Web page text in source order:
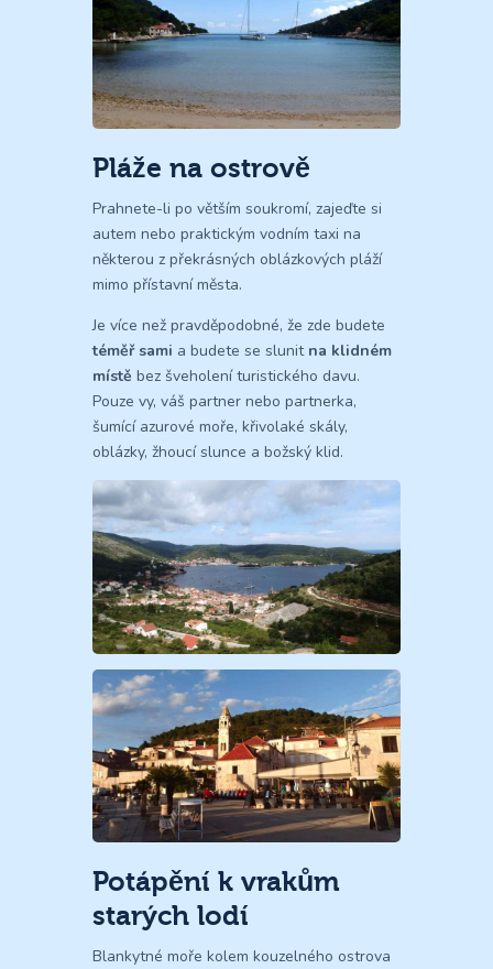
Pláže na ostrově
Prahnete-li po větším soukromí, zajeďte si
autem nebo praktickým vodním taxi na
některou z překrásných oblázkových pláží
mimo přístavní města.
Je více než pravděpodobné, že zde budete
téměř sami a budete se slunit na klidném
místě bez šveholení turistického davu.
Pouze vy, váš partner nebo partnerka,
šumící azurové moře, křivolaké skály,
oblázky, žhoucí slunce a božský klid.
Potápění k vrakům
starých lodí
Blankytné moře kolem kouzelného ostrova